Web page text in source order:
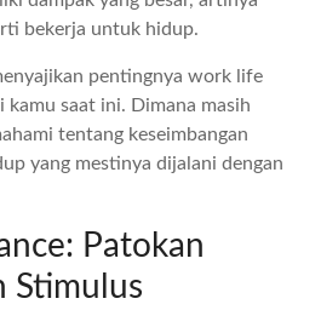
bekerja untuk hidup.
pentingnya work life
kamu saat ini. Dimana masih
tentang keseimbangan
yang mestinya dijalani dengan
Patokan
Stimulus